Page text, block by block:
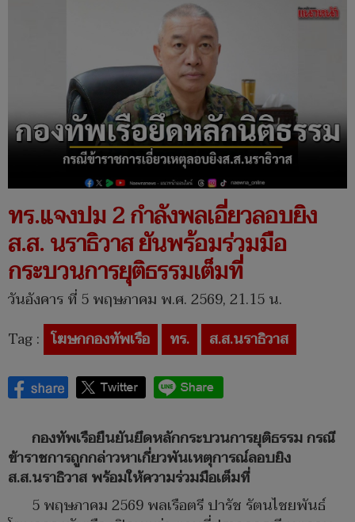
ทร.แจงปม 2 กำลังพลเอี่ยวลอบยิง
ส.ส. นราธิวาส ยันพร้อมร่วมมือ
กระบวนการยุติธรรมเต็มที่
วันอังคาร ที่ 5 พฤษภาคม พ.ศ. 2569, 21.15 น.
Tag : โฆษกกองทัพเรือ ทร. ส.ส.นราธิวาส
กองทัพเรือยืนยันยึดหลักกระบวนการยุติธรรม กรณี
ข้าราชการถูกกล่าวหาเกี่ยวพันเหตุการณ์ลอบยิง
ส.ส.นราธิวาส พร้อมให้ความร่วมมือเต็มที่
5 พฤษภาคม 2569 พลเรือตรี ปารัช รัตนไชยพันธ์